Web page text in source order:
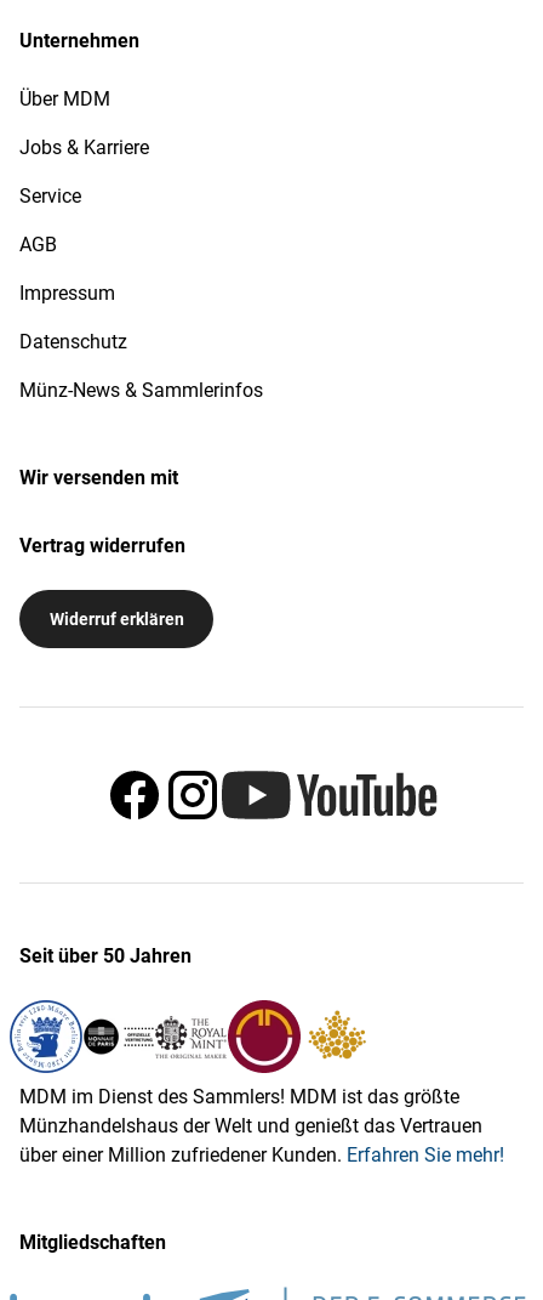
Unternehmen
Über MDM
Jobs & Karriere
Service
AGB
Impressum
Datenschutz
Münz-News & Sammlerinfos
Wir versenden mit
Vertrag widerrufen
Widerruf erklären
Seit über 50 Jahren
MDM im Dienst des Sammlers! MDM ist das größte
Münzhandelshaus der Welt und genießt das Vertrauen
über einer Million zufriedener Kunden. Erfahren Sie mehr!
Mitgliedschaften